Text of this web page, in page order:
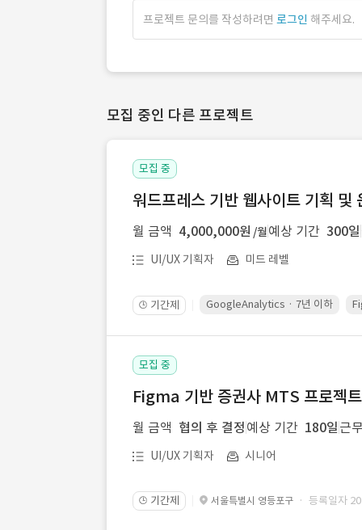
프로젝트 문의를 작성하려면 로그인 해주세요.
모집 중인 다른 프로젝트
모집 중
워드프레스 기반 웹사이트 기획 및
월 금액 4,000,000원 /월예상 기간 300일
UI/UX 기획자 미드 레벨
🕒 기간제 GoogleAnalytics · 7년 이하
모집 중
Figma 기반 증권사 MTS 프로젝
월 금액 협의 후 결정 예상 기간 180일 근
UI/UX 기획자 시니어
🕒 기간제 서울특별시 영등포구 · 등록일자